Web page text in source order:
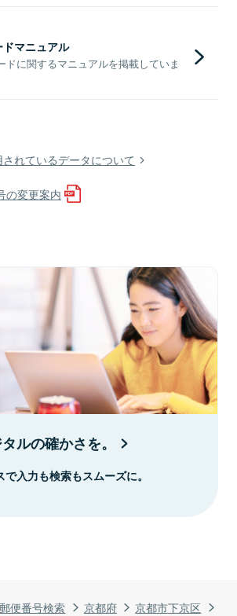
郵便番号検索 京都府
京都市下京区
マニュアル
ドに関するマニュアルを掲載していま
れているデータについて
の変更案内
ルの確かさを。
入力も検索もスムーズに。